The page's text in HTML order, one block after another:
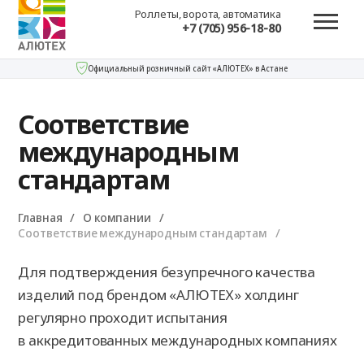
Роллеты, ворота, автоматика
+7 (705) 956-18-80
Официальный розничный сайт «АЛЮТЕХ» в Астане
Соответствие
международным
стандартам
Главная
О компании
Соответствие международным стандартам
Для подтверждения безупречного качества
изделий под брендом «АЛЮТЕХ» холдинг
регулярно проходит испытания
в аккредитованных международных компаниях